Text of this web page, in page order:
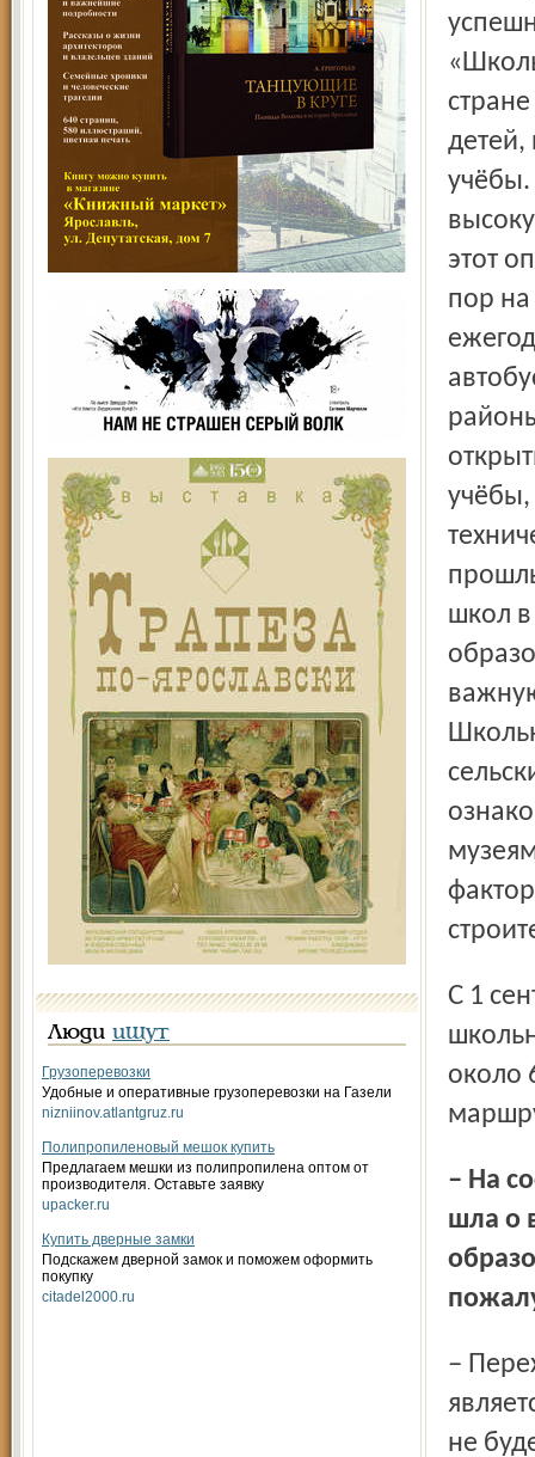
Люди ищут
Грузоперевозки
Удобные и оперативные грузоперевозки на Газели
nizniinov.atlantgruz.ru
Полипропиленовый мешок купить
Предлагаем мешки из полипропилена оптом от
производителя. Оставьте заявку
upacker.ru
Купить дверные замки
Подскажем дверной замок и поможем оформить
покупку
citadel2000.ru
детей,
учёбы.
этот
пор
учёбы,
школ в
С 1 сентября 2012 года в области эксплуатируется 207
около
– На состоявшейся межрегиональной конференции речь
шла о
– Переход к новым образовательным стандартам
не